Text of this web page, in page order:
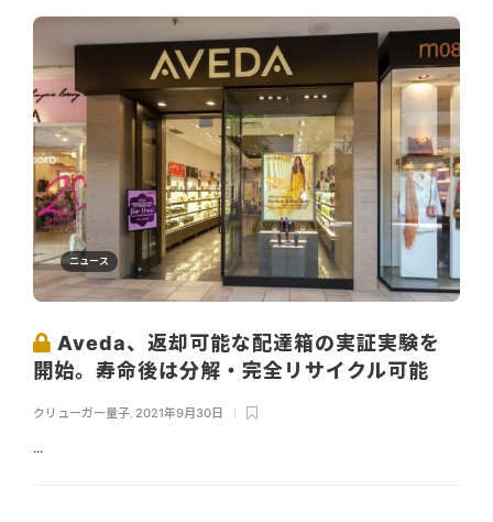
ニュース
Aveda、返却可能な配達箱の実証実験を
開始。寿命後は分解・完全リサイクル可能
クリューガー量子 2021年9月30日
...